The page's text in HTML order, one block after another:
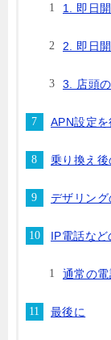
1. 即日
2. 即日
3. 店頭
APN設定を
乗り換え後
デザリング
IP電話な
通常の
最後に